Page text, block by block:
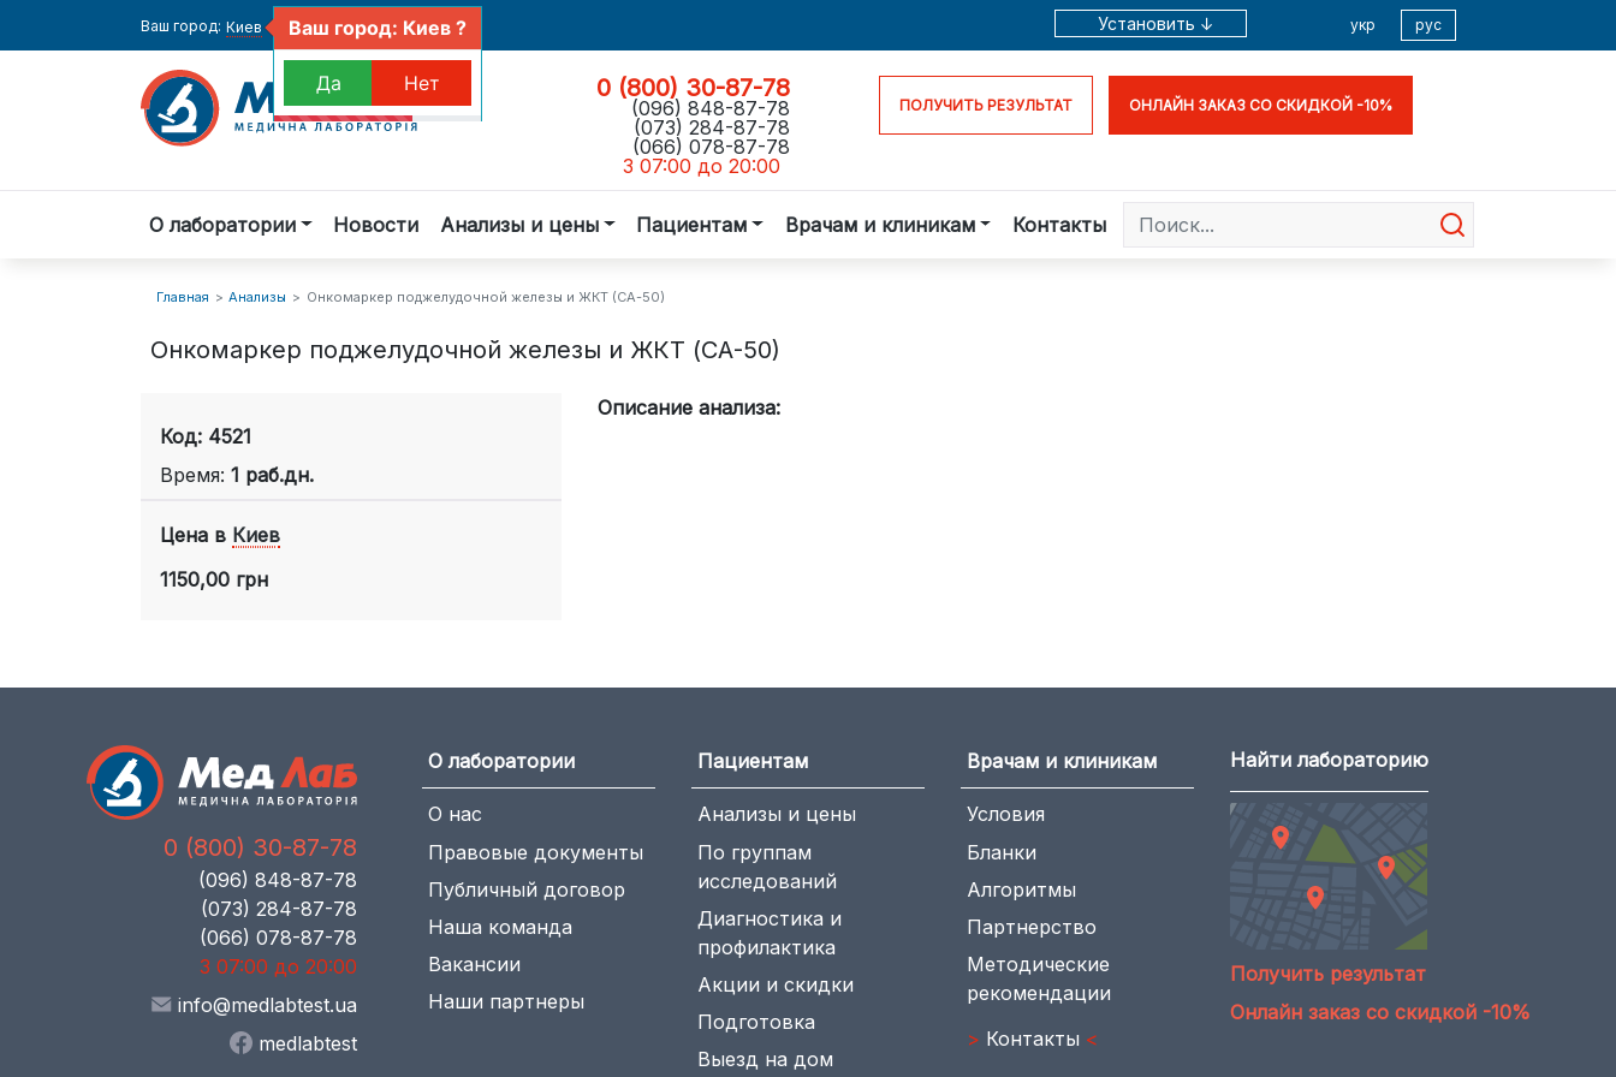
Ваш город: Киев Установить ↓ укр рус
0 (800) 30-87-78
(096) 848-87-78
(073) 284-87-78
(066) 078-87-78
З 07:00 до 20:00
ПОЛУЧИТЬ РЕЗУЛЬТАТ ОНЛАЙН ЗАКАЗ СО СКИДКОЙ -10%
О лаборатории Новости Анализы и цены Пациентам Врачам и клиникам Контакты
Главная Анализы Онкомаркер поджелудочной железы и ЖКТ (СА-50)
Онкомаркер поджелудочной железы и ЖКТ (СА-50)
Код: 4521
Время: 1 раб.дн.
Цена в Киев
1150,00 грн
Описание анализа:
0 (800) 30-87-78
(096) 848-87-78
(073) 284-87-78
(066) 078-87-78
З 07:00 до 20:00
info@medlabtest.ua
medlabtest
О лаборатории
О нас
Правовые документы
Публичный договор
Наша команда
Вакансии
Наши партнеры
Пациентам
Анализы и цены
По группам
исследований
Диагностика и
профилактика
Акции и скидки
Подготовка
Выезд на дом
Врачам и клиникам
Условия
Бланки
Алгоритмы
Партнерство
Методические
рекомендации
> Контакты <
Найти лабораторию
Получить результат
Онлайн заказ со скидкой -10%
Ваш город: Киев ?
Да Нет